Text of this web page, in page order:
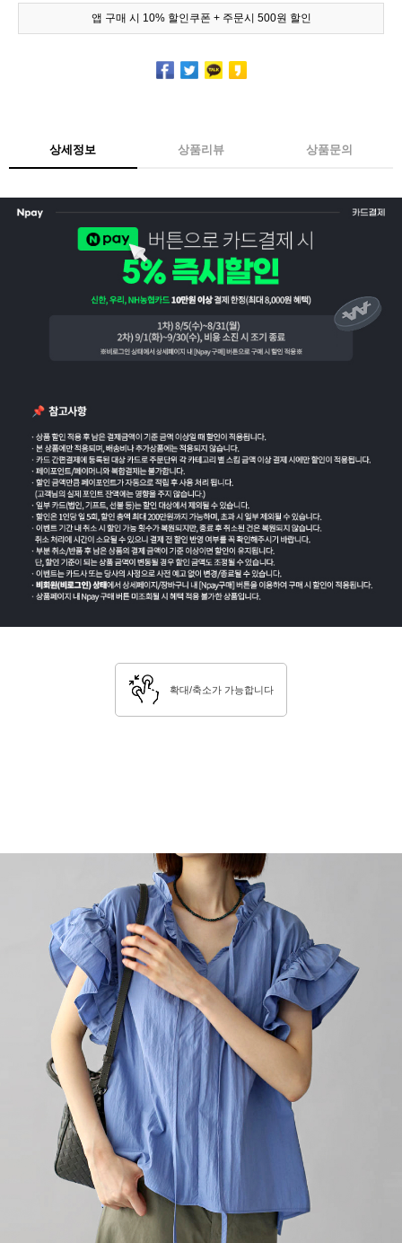
앱 구매 시 10% 할인쿠폰 + 주문시 500원 할인
상세정보 상품리뷰 상품문의
확대/축소가 가능합니다